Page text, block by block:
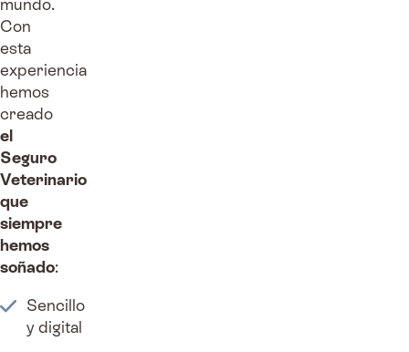
mundo.
Con
esta
experiencia
hemos
creado
el
Seguro
Veterinario
que
siempre
hemos
soñado:
Sencillo
y digital